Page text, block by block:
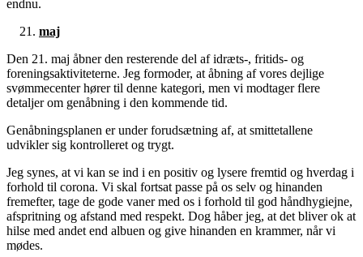
endnu.
maj
Den 21. maj åbner den resterende del af idræts-, fritids- og
foreningsaktiviteterne. Jeg formoder, at åbning af vores dejlige
svømmecenter hører til denne kategori, men vi modtager flere
detaljer om genåbning i den kommende tid.
Genåbningsplanen er under forudsætning af, at smittetallene
udvikler sig kontrolleret og trygt.
Jeg synes, at vi kan se ind i en positiv og lysere fremtid og hverdag i
forhold til corona. Vi skal fortsat passe på os selv og hinanden
fremefter, tage de gode vaner med os i forhold til god håndhygiejne,
afspritning og afstand med respekt. Dog håber jeg, at det bliver ok at
hilse med andet end albuen og give hinanden en krammer, når vi
mødes.